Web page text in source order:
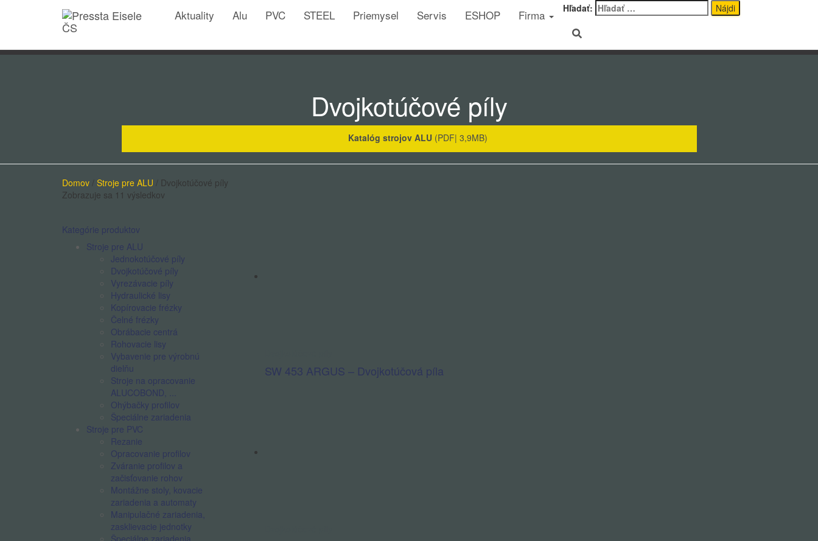
Aktuality Alu PVC STEEL Priemysel Servis ESHOP Firma Hľadať:
Dvojkotúčové píly
Katalóg strojov ALU(PDF| 3,9MB)
Domov Stroje pre ALU / Dvojkotúčové píly
Zobrazuje sa 11 výsledkov
Kategórie produktov
Stroje pre ALU
Jednokotúčové píly
Dvojkotúčové píly
Vyrezávacie píly
Hydraulické lisy
Kopírovacie frézky
Čelné frézky
Obrábacie centrá
Rohovacie lisy
Vybavenie pre výrobnú
dielňu
Stroje na opracovanie
ALUCOBOND, ...
Ohýbačky profilov
Špeciálne zariadenia
Stroje pre PVC
Rezanie
Opracovanie profilov
Zváranie profilov a
začisťovanie rohov
Montážne stoly, kovacie
zariadenia a automaty
Manipulačné zariadenia,
zasklievacie jednotky
Špeciálne zariadenia
SW 453 ARGUS – Dvojkotúčová píla